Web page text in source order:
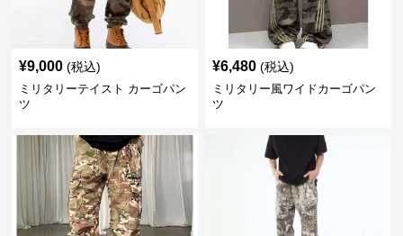
¥9,000 (税込)
ミリタリーテイスト カーゴパン
ツ
¥6,480 (税込)
ミリタリー風ワイドカーゴパン
ツ